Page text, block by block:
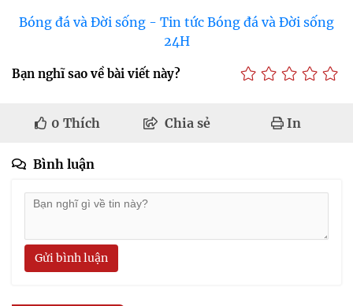
Bóng đá và Đời sống - Tin tức Bóng đá và Đời sống
24H
Bạn nghĩ sao về bài viết này?
0 Thích Chia sẻ In
Bình luận
Gửi bình luận